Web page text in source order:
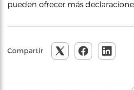
pueden ofrecer más
Compartir